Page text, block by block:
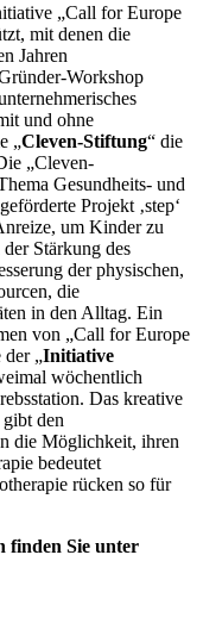
„Call for Europe
mit denen die
Jahren
Workshop
und ohne
„Cleven-Stiftung“ die
„Cleven-
Gesundheits- und
Projekt ‚step‘
um Kinder zu
Stärkung des
der physischen,
die
in den Alltag. Ein
von „Call for Europe
der „Initiative
wöchentlich
Das kreative
den
die Möglichkeit, ihren
bedeutet
rücken so für
finden Sie unter